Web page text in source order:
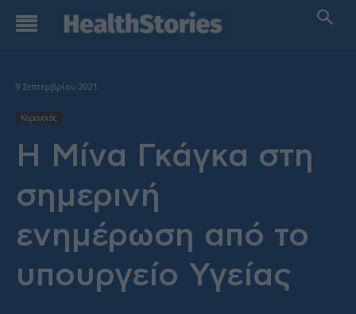
9 Σεπτεμβρίου 2021
Κορονοιός
Η Μίνα Γκάγκα στη
σημερινή
ενημέρωση από το
υπουργείο Υγείας